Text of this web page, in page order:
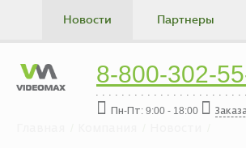
Новости Партнеры
8-800-302-
Пн-Пт: 9:00 - 18:00